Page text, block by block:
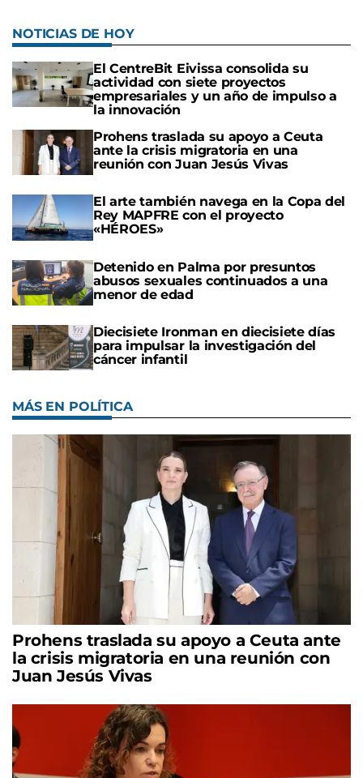
NOTICIAS DE HOY
El CentreBit Eivissa consolida su
actividad con siete proyectos
empresariales y un año de impulso a
la innovación
Prohens traslada su apoyo a Ceuta
ante la crisis migratoria en una
reunión con Juan Jesús Vivas
El arte también navega en la Copa del
Rey MAPFRE con el proyecto
«HÉROES»
Detenido en Palma por presuntos
abusos sexuales continuados a una
menor de edad
Diecisiete Ironman en diecisiete días
para impulsar la investigación del
cáncer infantil
MÁS EN POLÍTICA
Prohens traslada su apoyo a Ceuta ante
la crisis migratoria en una reunión con
Juan Jesús Vivas